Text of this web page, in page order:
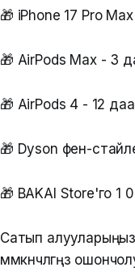
🎁 iPhone 17 Pro
🎁 AirPods Max - 3
🎁 AirPods 4 - 12
🎁 Dyson фен-
🎁 BAKAI Store'го
Сатып алууларыңыз
мүмкүнчүлүгүңүз